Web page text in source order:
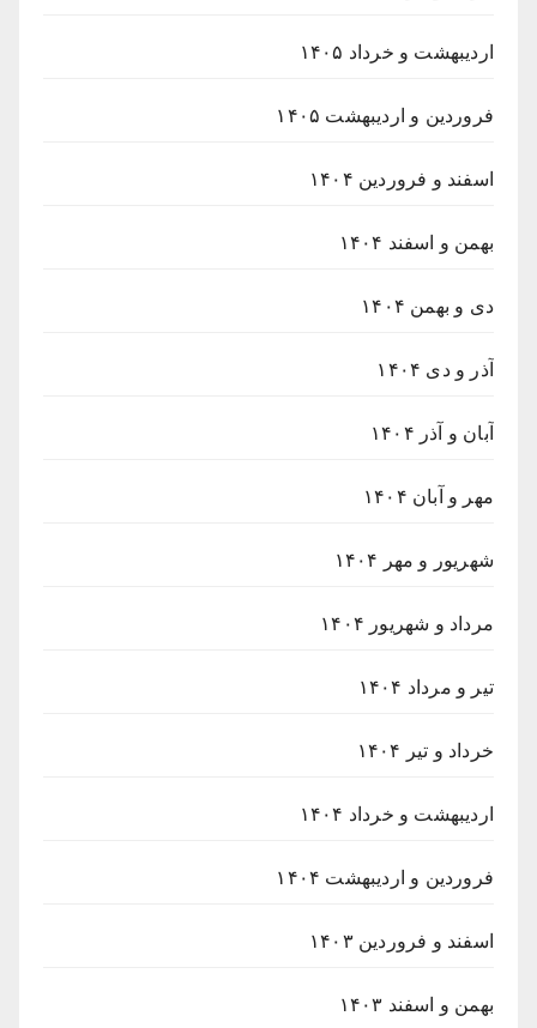
اردیبهشت و خرداد ۱۴۰۵
فروردین و اردیبهشت ۱۴۰۵
اسفند و فروردین ۱۴۰۴
بهمن و اسفند ۱۴۰۴
دی و بهمن ۱۴۰۴
آذر و دی ۱۴۰۴
آبان و آذر ۱۴۰۴
مهر و آبان ۱۴۰۴
شهریور و مهر ۱۴۰۴
مرداد و شهریور ۱۴۰۴
تیر و مرداد ۱۴۰۴
خرداد و تیر ۱۴۰۴
اردیبهشت و خرداد ۱۴۰۴
فروردین و اردیبهشت ۱۴۰۴
اسفند و فروردین ۱۴۰۳
بهمن و اسفند ۱۴۰۳